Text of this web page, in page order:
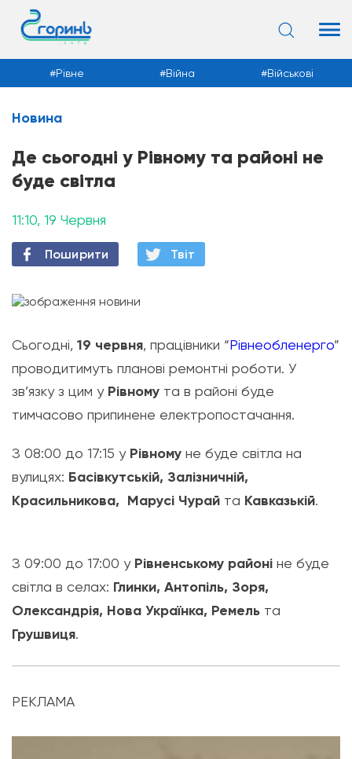
Новини
Рівне Війна Військові
Новина
Де сьогодні у Рівному та районі не
буде світла
11:10, 19 Червня
Поширити Твiт
Сьогодні, 19 червня, працівники “Рівнеобленерго”
проводитимуть планові ремонтні роботи. У
зв’язку з цим у Рівному та в районі буде
тимчасово припинене електропостачання.
З 08:00 до 17:15 у Рівному не буде світла на
вулицях: Басівкутській, Залізничній,
Красильникова, Марусі Чурай та Кавказькій.
З 09:00 до 17:00 у Рівненському районі не буде
світла в селах: Глинки, Антопіль, Зоря,
Олександрія, Нова Українка, Ремель та
Грушвиця.
РЕКЛАМА